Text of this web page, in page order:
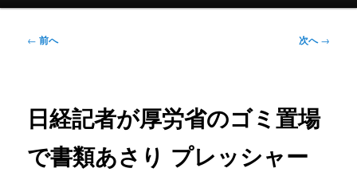
投
ゲ
ー
ョ
← 前へ 次へ→
日経記者が厚労省のゴミ置場
で書類あさり プレッシャー